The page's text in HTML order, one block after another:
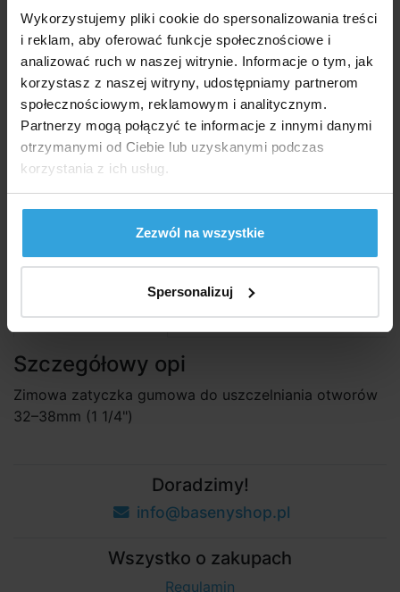
Wykorzystujemy pliki cookie do spersonalizowania treści
i reklam, aby oferować funkcje społecznościowe i
analizować ruch w naszej witrynie. Informacje o tym, jak
korzystasz z naszej witryny, udostępniamy partnerom
społecznościowym, reklamowym i analitycznym.
Partnerzy mogą połączyć te informacje z innymi danymi
otrzymanymi od Ciebie lub uzyskanymi podczas
korzystania z ich usług.
Zezwól na wszystkie
Spersonalizuj
skimmer, wyloty itp.)
Kod produktu: BP1569
Dostępność:
W Magazynie > 20 szt
we czwartek u was
16,26 zł bez VAT
Szczegółowy opis
Szczegółowy opi
Zimowa zatyczka gumowa do uszczelniania otworów
32–38mm (1 1/4")
Doradzimy!
info@basenyshop.pl
Wszystko o zakupach
Regulamin